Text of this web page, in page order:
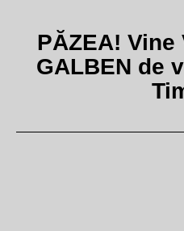
PĂZEA! Vine
GALBEN de